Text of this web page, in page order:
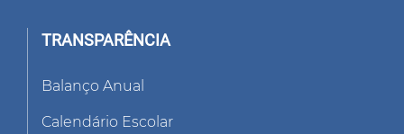
TRANSPARÊNCIA
Balanço Anual
Calendário Escolar